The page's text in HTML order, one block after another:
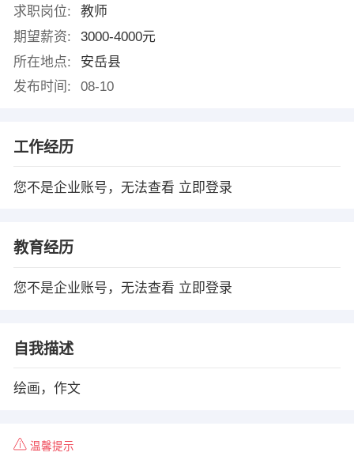
求职岗位:
教师
期望薪资:
3000-4000元
所在地点:
安岳县
发布时间:
08-10
工作经历
您不是企业账号，无法查看 立即登录
教育经历
您不是企业账号，无法查看 立即登录
自我描述
绘画，作文
温馨提示